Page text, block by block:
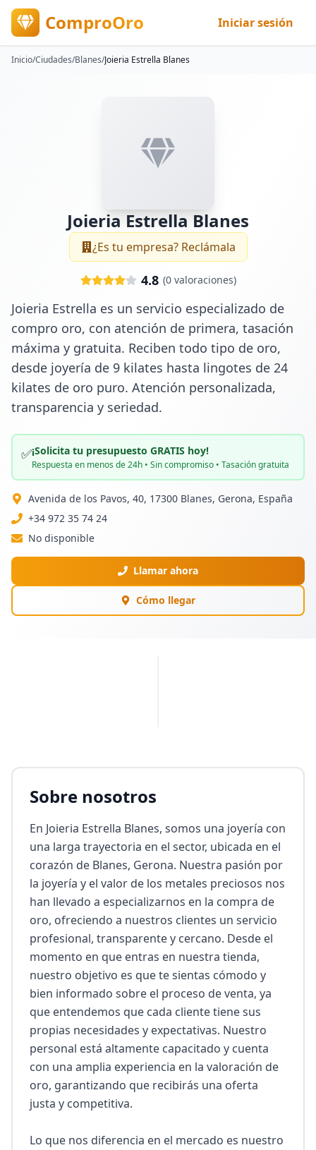
ComproOro Iniciar sesión
Inicio/Ciudades/Blanes/Joieria Estrella Blanes
Joieria Estrella Blanes
¿Es tu empresa? Reclámala
4.8 (0valoraciones)
Joieria Estrella es un servicio especializado de
compro oro, con atención de primera, tasación
máxima y gratuita. Reciben todo tipo de oro,
desde joyería de 9 kilates hasta lingotes de 24
kilates de oro puro. Atención personalizada,
transparencia y seriedad.
✅¡Solicita tu presupuesto GRATIS hoy!
Respuesta en menos de 24h • Sin compromiso • Tasación gratuita
Avenida de los Pavos, 40, 17300 Blanes, Gerona, España
+34 972 35 74 24
No disponible
Llamar ahora
Cómo llegar
Sobre nosotros
En Joieria Estrella Blanes, somos una joyería con
una larga trayectoria en el sector, ubicada en el
corazón de Blanes, Gerona. Nuestra pasión por
la joyería y el valor de los metales preciosos nos
han llevado a especializarnos en la compra de
oro, ofreciendo a nuestros clientes un servicio
profesional, transparente y cercano. Desde el
momento en que entras en nuestra tienda,
nuestro objetivo es que te sientas cómodo y
bien informado sobre el proceso de venta, ya
que entendemos que cada cliente tiene sus
propias necesidades y expectativas. Nuestro
personal está altamente capacitado y cuenta
con una amplia experiencia en la valoración de
oro, garantizando que recibirás una oferta
justa y competitiva.
Lo que nos diferencia en el mercado es nuestro